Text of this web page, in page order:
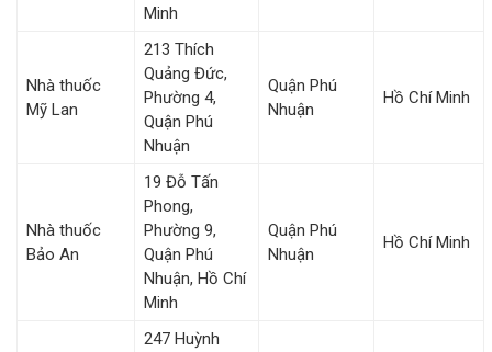
Minh
Nhà thuốc
Mỹ Lan
213 Thích
Quảng Đức,
Phường 4,
Quận Phú
Nhuận
Quận Phú
Nhuận
Hồ Chí Minh
Nhà thuốc
Bảo An
19 Đỗ Tấn
Phong,
Phường 9,
Quận Phú
Nhuận, Hồ Chí
Minh
Quận Phú
Nhuận
Hồ Chí Minh
247 Huỳnh